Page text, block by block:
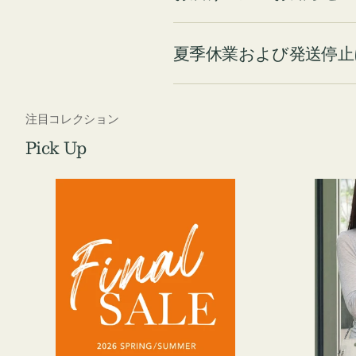
夏季休業および発送停
注目コレクション
Pick Up